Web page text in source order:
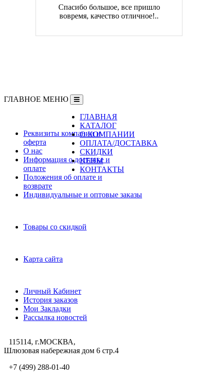
Спасибо большое, все пришло
вовремя, качество отличное!..
ГЛАВНОЕ МЕНЮ
ГЛАВНАЯ
КАТАЛОГ
О КОМПАНИИ
ОПЛАТА/ДОСТАВКА
СКИДКИ
ЦЕНЫ
КОНТАКТЫ
Реквизиты компании и
оферта
О нас
Информация о доставке и
оплате
Положения об оплате и
возврате
Индивидуальные и оптовые заказы
Товары со скидкой
Карта сайта
Личный Кабинет
История заказов
Мои Закладки
Рассылка новостей
115114, г.МОСКВА,
Шлюзовая набережная дом 6 стр.4
+7 (499) 288-01-40